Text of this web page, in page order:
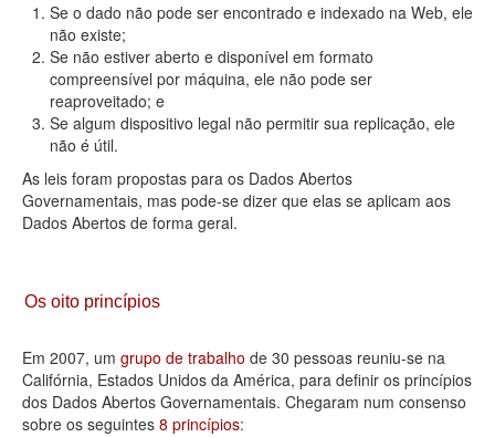
Se o dado não pode ser encontrado e indexado na Web, ele
não existe;
Se não estiver aberto e disponível em formato
compreensível por máquina, ele não pode ser
reaproveitado; e
Se algum dispositivo legal não permitir sua replicação, ele
não é útil.
As leis foram propostas para os Dados Abertos
Governamentais, mas pode-se dizer que elas se aplicam aos
Dados Abertos de forma geral.
Os oito princípios
Em 2007, um grupo de trabalho de 30 pessoas reuniu-se na
Califórnia, Estados Unidos da América, para definir os princípios
dos Dados Abertos Governamentais. Chegaram num consenso
sobre os seguintes 8 princípios: